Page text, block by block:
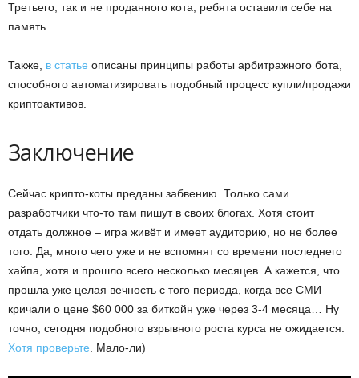
Третьего, так и не проданного кота, ребята оставили себе на
память.
Также, в статье описаны принципы работы арбитражного бота,
способного автоматизировать подобный процесс купли/продажи
криптоактивов.
Заключение
Сейчас крипто-коты преданы забвению. Только сами
разработчики что-то там пишут в своих блогах. Хотя стоит
отдать должное – игра живёт и имеет аудиторию, но не более
того. Да, много чего уже и не вспомнят со времени последнего
хайпа, хотя и прошло всего несколько месяцев. А кажется, что
прошла уже целая вечность с того периода, когда все СМИ
кричали о цене $60 000 за биткойн уже через 3-4 месяца… Ну
точно, сегодня подобного взрывного роста курса не ожидается.
Хотя проверьте. Мало-ли)